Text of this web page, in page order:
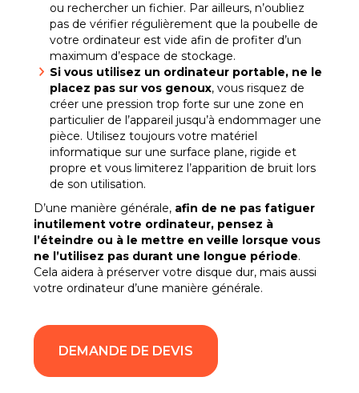
ou rechercher un fichier. Par ailleurs, n’oubliez
pas de vérifier régulièrement que la poubelle de
votre ordinateur est vide afin de profiter d’un
maximum d’espace de stockage.
Si vous utilisez un ordinateur portable, ne le
placez pas sur vos genoux, vous risquez de
créer une pression trop forte sur une zone en
particulier de l’appareil jusqu’à endommager une
pièce. Utilisez toujours votre matériel
informatique sur une surface plane, rigide et
propre et vous limiterez l’apparition de bruit lors
de son utilisation.
D’une manière générale, afin de ne pas fatiguer
inutilement votre ordinateur, pensez à
l’éteindre ou à le mettre en veille lorsque vous
ne l’utilisez pas durant une longue période.
Cela aidera à préserver votre disque dur, mais aussi
votre ordinateur d’une manière générale.
DEMANDE DE DEVIS